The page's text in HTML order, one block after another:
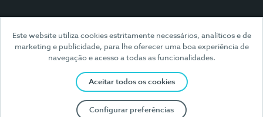
Este website utiliza cookies estritamente necessários, analíticos e de
marketing e publicidade, para lhe oferecer uma boa experiência de
navegação e acesso a todas as funcionalidades.
Aceitar todos os cookies
Configurar preferências